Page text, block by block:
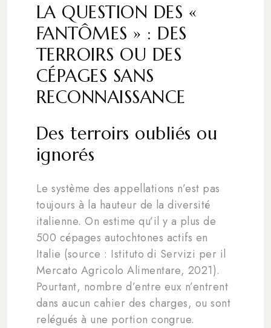
LA QUESTION DES «
FANTÔMES » : DES
TERROIRS OU DES
CÉPAGES SANS
RECONNAISSANCE
Des terroirs oubliés ou
ignorés
Le système des appellations n’est pas
toujours à la hauteur de la diversité
italienne. On estime qu’il y a plus de
500 cépages autochtones actifs en
Italie (source : Istituto di Servizi per il
Mercato Agricolo Alimentare, 2021).
Pourtant, nombre d’entre eux n’entrent
dans aucun cahier des charges, ou sont
relégués à une portion congrue.